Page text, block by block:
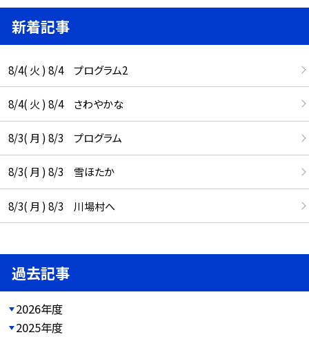
新着記事
8/4( 火 ) 8/4 プログラム2
8/4( 火 ) 8/4 さわやかな
8/3( 月 ) 8/3 プログラム
8/3( 月 ) 8/3 雪ほたか
8/3( 月 ) 8/3 川場村へ
過去記事
2026年度
2025年度